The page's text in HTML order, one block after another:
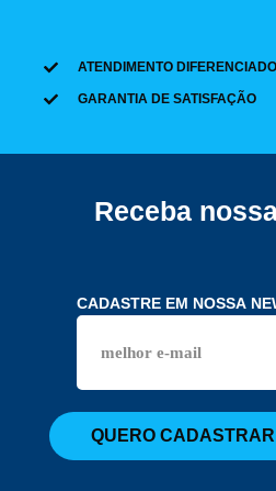
ATENDIMENTO DIFERENCIADO
GARANTIA DE SATISFAÇÃO
Receba
CADASTRE EM NOSSA
QUERO CADASTRAR